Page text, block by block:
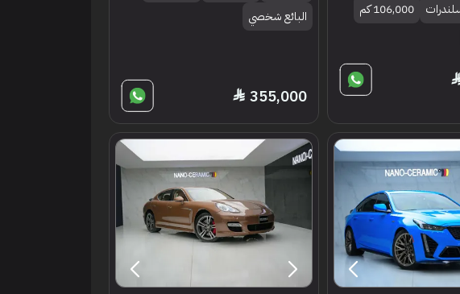
106,000 كم
البائع شخصي
355,000